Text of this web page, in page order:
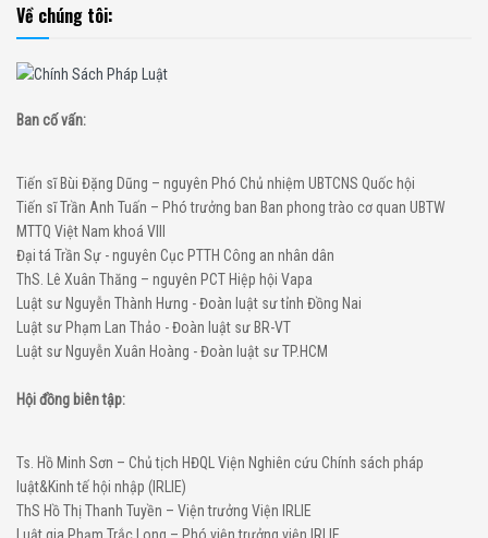
Về chúng tôi:
Ban cố vấn:
Tiến sĩ Bùi Đặng Dũng – nguyên Phó Chủ nhiệm UBTCNS Quốc hội
Tiến sĩ Trần Anh Tuấn – Phó trưởng ban Ban phong trào cơ quan UBTW
MTTQ Việt Nam khoá VIII
Đại tá Trần Sự - nguyên Cục PTTH Công an nhân dân
ThS. Lê Xuân Thăng – nguyên PCT Hiệp hội Vapa
Luật sư Nguyễn Thành Hưng - Đoàn luật sư tỉnh Đồng Nai
Luật sư Phạm Lan Thảo - Đoàn luật sư BR-VT
Luật sư Nguyễn Xuân Hoàng - Đoàn luật sư TP.HCM
Hội đồng biên tập:
Ts. Hồ Minh Sơn – Chủ tịch HĐQL Viện Nghiên cứu Chính sách pháp
luật&Kinh tế hội nhập (IRLIE)
ThS Hồ Thị Thanh Tuyền – Viện trưởng Viện IRLIE